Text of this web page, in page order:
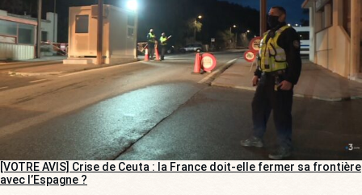
[VOTRE AVIS] Crise de Ceuta : la France doit-elle fermer sa frontière
avec l’Espagne ?